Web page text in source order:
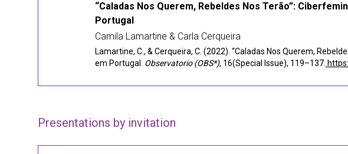
“Caladas Nos Querem, Rebeldes Nos Terão”:
Portugal
Camila Lamartine & Carla Cerqueira
Lamartine, C., & Cerqueira, C. (2022). “Caladas Nos Querem,
em Portugal.
Observatorio (OBS*), 16(Special Issue), 119–137.
Presentations by invitation